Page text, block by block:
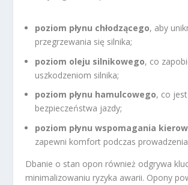
poziom płynu chłodzącego, aby
przegrzewania się silnika;
poziom oleju silnikowego, co
uszkodzeniom silnika;
poziom płynu hamulcowego, co
bezpieczeństwa jazdy;
poziom płynu wspomagania
zapewni komfort podczas
Dbanie o stan opon również odgrywa
minimalizowaniu ryzyka awarii. Opony